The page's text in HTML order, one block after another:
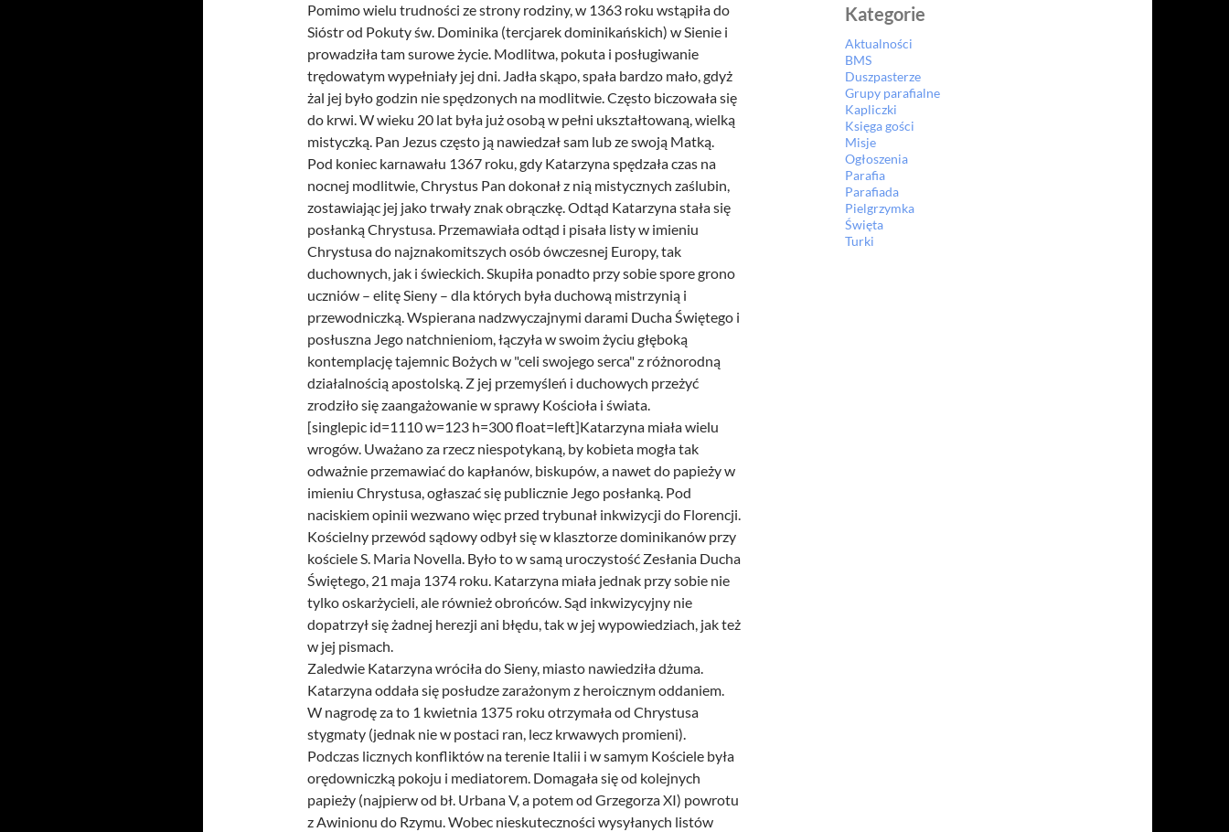
Pomimo wielu trudności ze strony rodziny, w 1363 roku wstąpiła do
Sióstr od Pokuty św. Dominika (tercjarek dominikańskich) w Sienie i
prowadziła tam surowe życie. Modlitwa, pokuta i posługiwanie
trędowatym wypełniały jej dni. Jadła skąpo, spała bardzo mało, gdyż
żal jej było godzin nie spędzonych na modlitwie. Często biczowała się
do krwi. W wieku 20 lat była już osobą w pełni ukształtowaną, wielką
mistyczką. Pan Jezus często ją nawiedzał sam lub ze swoją Matką.
Pod koniec karnawału 1367 roku, gdy Katarzyna spędzała czas na
nocnej modlitwie, Chrystus Pan dokonał z nią mistycznych zaślubin,
zostawiając jej jako trwały znak obrączkę. Odtąd Katarzyna stała się
posłanką Chrystusa. Przemawiała odtąd i pisała listy w imieniu
Chrystusa do najznakomitszych osób ówczesnej Europy, tak
duchownych, jak i świeckich. Skupiła ponadto przy sobie spore grono
uczniów – elitę Sieny – dla których była duchową mistrzynią i
przewodniczką. Wspierana nadzwyczajnymi darami Ducha Świętego i
posłuszna Jego natchnieniom, łączyła w swoim życiu głęboką
kontemplację tajemnic Bożych w "celi swojego serca" z różnorodną
działalnością apostolską. Z jej przemyśleń i duchowych przeżyć
zrodziło się zaangażowanie w sprawy Kościoła i świata.
[singlepic id=1110 w=123 h=300 float=left]Katarzyna miała wielu
wrogów. Uważano za rzecz niespotykaną, by kobieta mogła tak
odważnie przemawiać do kapłanów, biskupów, a nawet do papieży w
imieniu Chrystusa, ogłaszać się publicznie Jego posłanką. Pod
naciskiem opinii wezwano więc przed trybunał inkwizycji do Florencji.
Kościelny przewód sądowy odbył się w klasztorze dominikanów przy
kościele S. Maria Novella. Było to w samą uroczystość Zesłania Ducha
Świętego, 21 maja 1374 roku. Katarzyna miała jednak przy sobie nie
tylko oskarżycieli, ale również obrońców. Sąd inkwizycyjny nie
dopatrzył się żadnej herezji ani błędu, tak w jej wypowiedziach, jak też
w jej pismach.
Zaledwie Katarzyna wróciła do Sieny, miasto nawiedziła dżuma.
Katarzyna oddała się posłudze zarażonym z heroicznym oddaniem.
W nagrodę za to 1 kwietnia 1375 roku otrzymała od Chrystusa
stygmaty (jednak nie w postaci ran, lecz krwawych promieni).
Podczas licznych konfliktów na terenie Italii i w samym Kościele była
orędowniczką pokoju i mediatorem. Domagała się od kolejnych
papieży (najpierw od bł. Urbana V, a potem od Grzegorza XI) powrotu
z Awinionu do Rzymu. Wobec nieskuteczności wysyłanych listów
Kategorie
Aktualności
BMS
Duszpasterze
Grupy parafialne
Kapliczki
Księga gości
Misje
Ogłoszenia
Parafia
Parafiada
Pielgrzymka
Święta
Turki